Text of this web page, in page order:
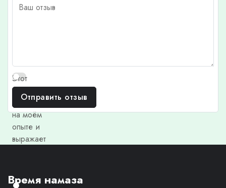
Этот
отзыв
основан
на моём
опыте и
выражает
мнение.
Отправить отзыв
Время намаза